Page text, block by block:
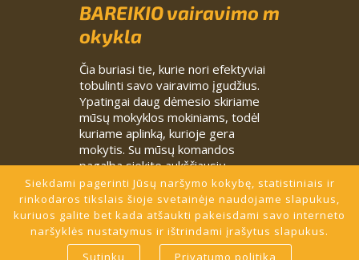
BAREIKIO vairavimo m
okykla
Čia buriasi tie, kurie nori efektyviai
tobulinti savo vairavimo įgudžius.
Ypatingai daug dėmesio skiriame
mūsų mokyklos mokiniams, todėl
kuriame aplinką, kurioje gera
mokytis. Su mūsų komandos
pagalba siekite aukščiausių
rezultatų.
BAREIKIO VAIRAVIMO MOKYKLA - Ženk žingsnį profesionalaus v
airavimo link!
Siekdami pagerinti Jūsų naršymo kokybę, statistiniais ir
rinkodaros tikslais šioje svetainėje naudojame slapukus,
kuriuos galite bet kada atšaukti pakeisdami savo interneto
naršyklės nustatymus ir ištrindami įrašytus slapukus.
Sutinku
Privatumo politika